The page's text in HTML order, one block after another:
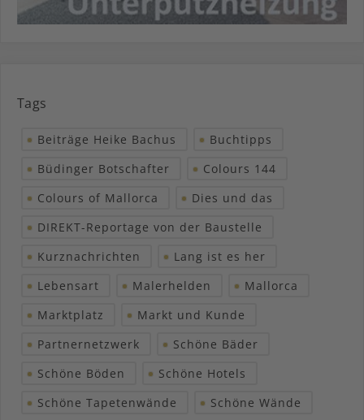
Tags
Beiträge Heike Bachus
Buchtipps
Büdinger Botschafter
Colours 144
Colours of Mallorca
Dies und das
DIREKT-Reportage von der Baustelle
Kurznachrichten
Lang ist es her
Lebensart
Malerhelden
Mallorca
Marktplatz
Markt und Kunde
Partnernetzwerk
Schöne Bäder
Schöne Böden
Schöne Hotels
Schöne Tapetenwände
Schöne Wände